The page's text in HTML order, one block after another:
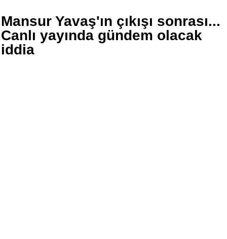
Mansur Yavaş'ın çıkışı sonrası...
Canlı yayında gündem olacak
iddia